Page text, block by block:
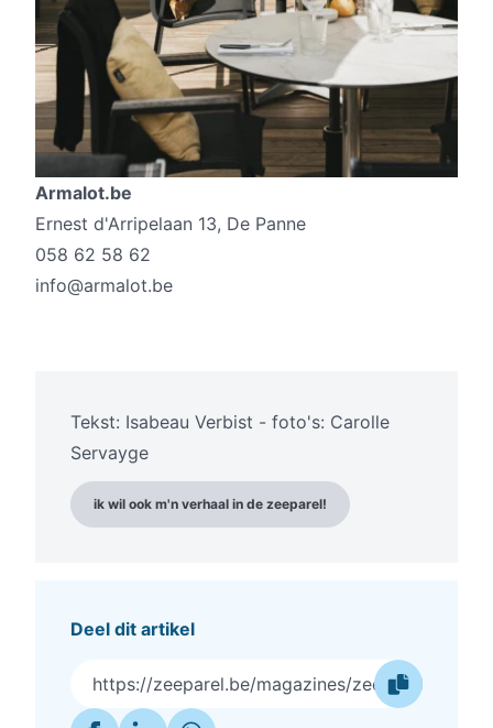
Armalot.be
Ernest d'Arripelaan 13, De Panne
058 62 58 62
info@armalot.be
Tekst: Isabeau Verbist - foto's: Carolle
Servayge
ik wil ook m'n verhaal in de zeeparel!
Deel dit artikel
https://zeeparel.be/magazines/zeeparel-food-